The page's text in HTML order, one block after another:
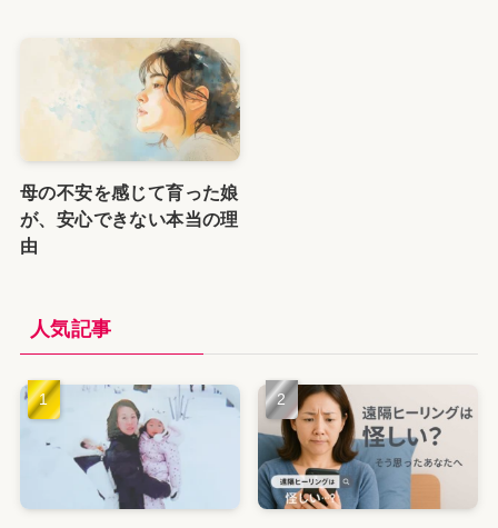
母の不安を感じて育った娘
が、安心できない本当の理
由
人気記事